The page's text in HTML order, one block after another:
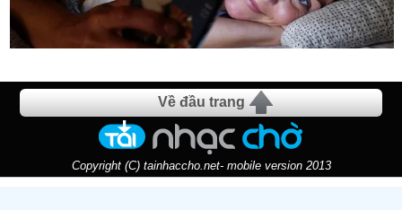
Về đầu trang
Copyright (C) tainhaccho.net- mobile version 2013